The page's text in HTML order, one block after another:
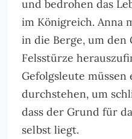
und bedrohen das
im Königreich. Anna
in die Berge, um den
Felsstürze
Gefolgsleute müssen
durchstehen, um
dass der Grund für
selbst liegt.